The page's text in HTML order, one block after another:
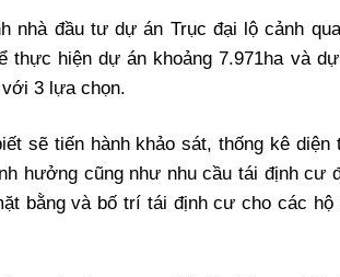
nhà đầu tư dự án Trục đại lộ cảnh
thực hiện dự án khoảng 7.971ha và
3 lựa chọn.
sẽ tiến hành khảo sát, thống kê
hưởng cũng như nhu cầu tái định cư
bằng và bố trí tái định cư cho các hộ